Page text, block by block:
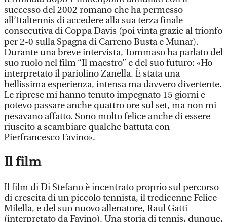
successo del 2002 romano che ha permesso
all’Italtennis di accedere alla sua terza finale
consecutiva di Coppa Davis (poi vinta grazie al trionfo
per 2-0 sulla Spagna di Carreno Busta e Munar).
Durante una breve intervista, Tommaso ha parlato del
suo ruolo nel film “Il maestro” e del suo futuro: «Ho
interpretato il pariolino Zanella. È stata una
bellissima esperienza, intensa ma davvero divertente.
Le riprese mi hanno tenuto impegnato 15 giorni e
potevo passare anche quattro ore sul set, ma non mi
pesavano affatto. Sono molto felice anche di essere
riuscito a scambiare qualche battuta con
Pierfrancesco Favino».
Il film
Il film di Di Stefano è incentrato proprio sul percorso
di crescita di un piccolo tennista, il tredicenne Felice
Milella, e del suo nuovo allenatore, Raul Gatti
(interpretato da Favino). Una storia di tennis, dunque,